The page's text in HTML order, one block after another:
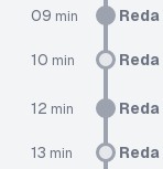
09 min Reda
10 min Reda
12 min Reda
13 min Reda